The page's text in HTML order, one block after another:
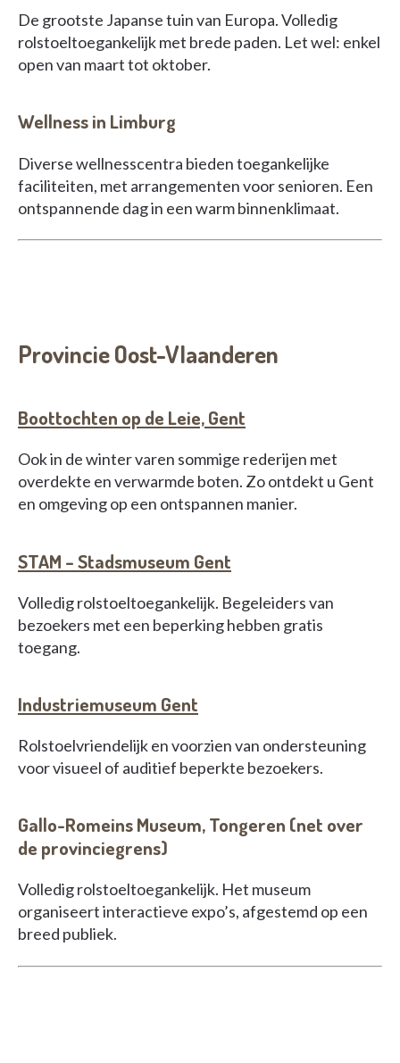
De grootste Japanse tuin van Europa. Volledig
rolstoeltoegankelijk met brede paden. Let wel: enkel
open van maart tot oktober.
Wellness in Limburg
Diverse wellnesscentra bieden toegankelijke
faciliteiten, met arrangementen voor senioren. Een
ontspannende dag in een warm binnenklimaat.
Provincie Oost-Vlaanderen
Boottochten op de Leie, Gent
Ook in de winter varen sommige rederijen met
overdekte en verwarmde boten. Zo ontdekt u Gent
en omgeving op een ontspannen manier.
STAM – Stadsmuseum Gent
Volledig rolstoeltoegankelijk. Begeleiders van
bezoekers met een beperking hebben gratis
toegang.
Industriemuseum Gent
Rolstoelvriendelijk en voorzien van ondersteuning
voor visueel of auditief beperkte bezoekers.
Gallo-Romeins Museum, Tongeren (net over
de provinciegrens)
Volledig rolstoeltoegankelijk. Het museum
organiseert interactieve expo’s, afgestemd op een
breed publiek.